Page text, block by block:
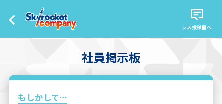
レス投稿欄へ
社員掲示板
もしかして…